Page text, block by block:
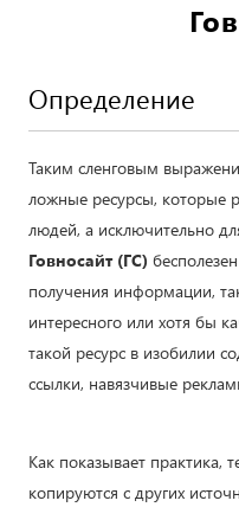
Определение
Таким сленговым
ложные ресурсы, которые
людей, а исключительно
Говносайт (ГС)
получения информации,
интересного или хотя бы
такой ресурс в изобилии
ссылки, навязчивые
Как показывает практика,
копируются с других